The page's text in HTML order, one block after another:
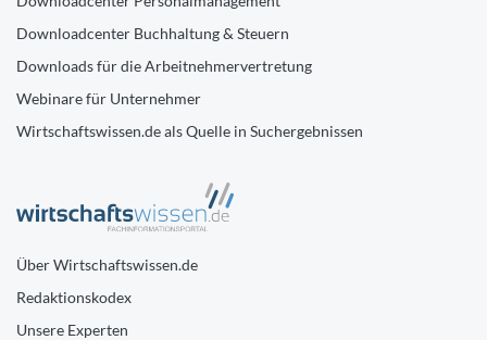
Downloadcenter Buchhaltung & Steuern
Downloads für die Arbeitnehmervertretung
Webinare für Unternehmer
Wirtschaftswissen.de als Quelle in Suchergebnissen
Über Wirtschaftswissen.de
Redaktionskodex
Unsere Experten